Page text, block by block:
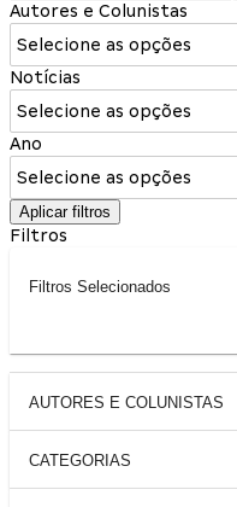
Autores e Colunistas
Selecione as opções
Notícias
Selecione as opções
Ano
Selecione as opções
Aplicar filtros
Filtros
Filtros Selecionados
AUTORES E COLUNISTAS
CATEGORIAS